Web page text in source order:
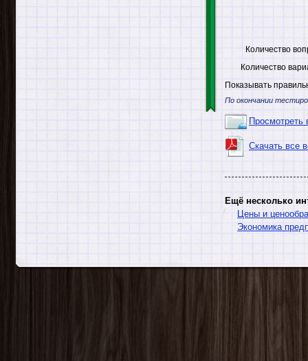
Количество
Количество
Показывать
По окончании
Просмотреть
Скачать все
Ещё несколько
Цены и
Экономика